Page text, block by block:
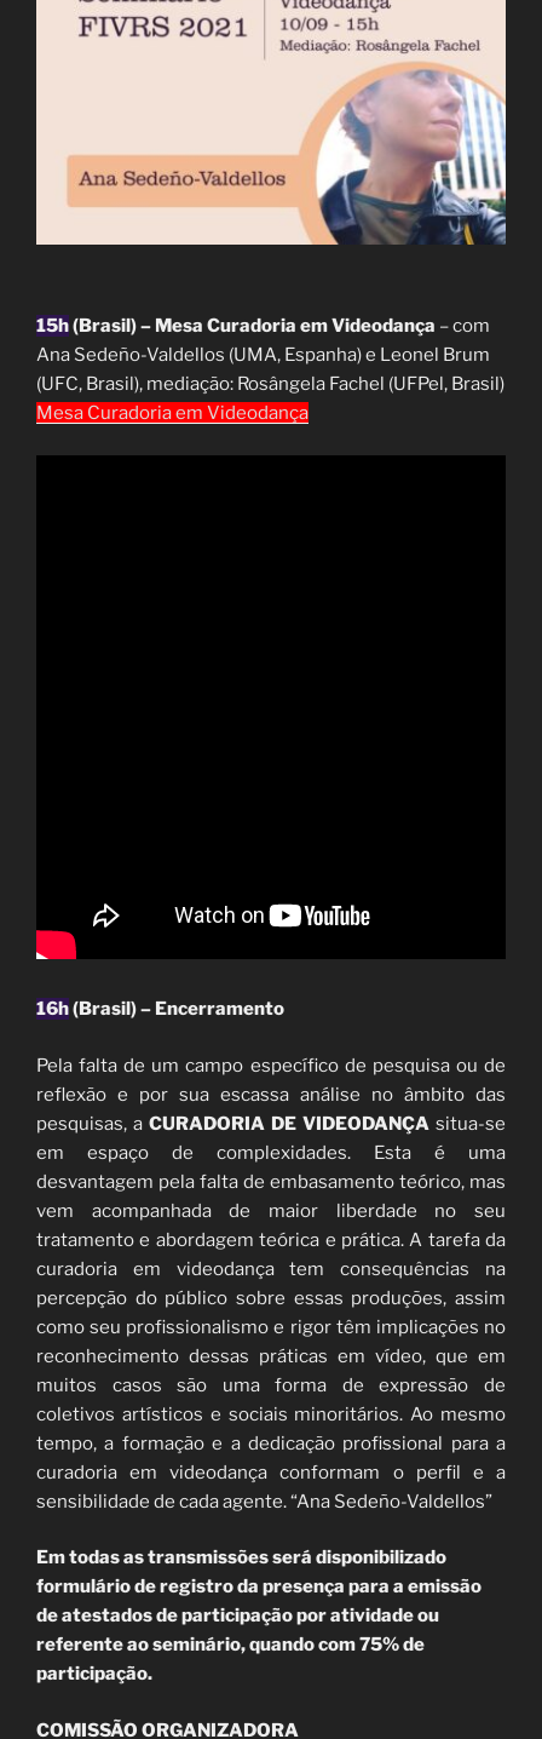
15h(Brasil) – Mesa Curadoria em Videodança – com
Ana Sedeño-Valdellos (UMA, Espanha) e Leonel Brum
(UFC, Brasil), mediação: Rosângela Fachel (UFPel, Brasil)
Mesa Curadoria em Videodança
16h(Brasil) – Encerramento
Pela falta de um campo específico de pesquisa ou de
reflexão e por sua escassa análise no âmbito das
pesquisas, a CURADORIA DE VIDEODANÇA situa-se
em espaço de complexidades. Esta é uma
desvantagem pela falta de embasamento teórico, mas
vem acompanhada de maior liberdade no seu
tratamento e abordagem teórica e prática. A tarefa da
curadoria em videodança tem consequências na
percepção do público sobre essas produções, assim
como seu profissionalismo e rigor têm implicações no
reconhecimento dessas práticas em vídeo, que em
muitos casos são uma forma de expressão de
coletivos artísticos e sociais minoritários. Ao mesmo
tempo, a formação e a dedicação profissional para a
curadoria em videodança conformam o perfil e a
sensibilidade de cada agente. “Ana Sedeño-Valdellos”
Em todas as transmissões será disponibilizado
formulário de registro da presença para a emissão
de atestados de participação por atividade ou
referente ao seminário, quando com 75% de
participação.
COMISSÃO ORGANIZADORA